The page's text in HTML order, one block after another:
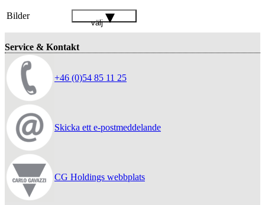
Bilder
välj
Service & Kontakt
+46 (0)54 85 11 25
Skicka ett e-postmeddelande
CG Holdings webbplats